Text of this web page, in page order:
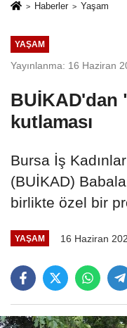
Haberler Yaşam
YAŞAM
Yayınlanma: 16 Haziran
BUİKAD'dan
kutlaması
Bursa İş
(BUİKAD)
birlikte özel bir
YAŞAM 16 Haziran